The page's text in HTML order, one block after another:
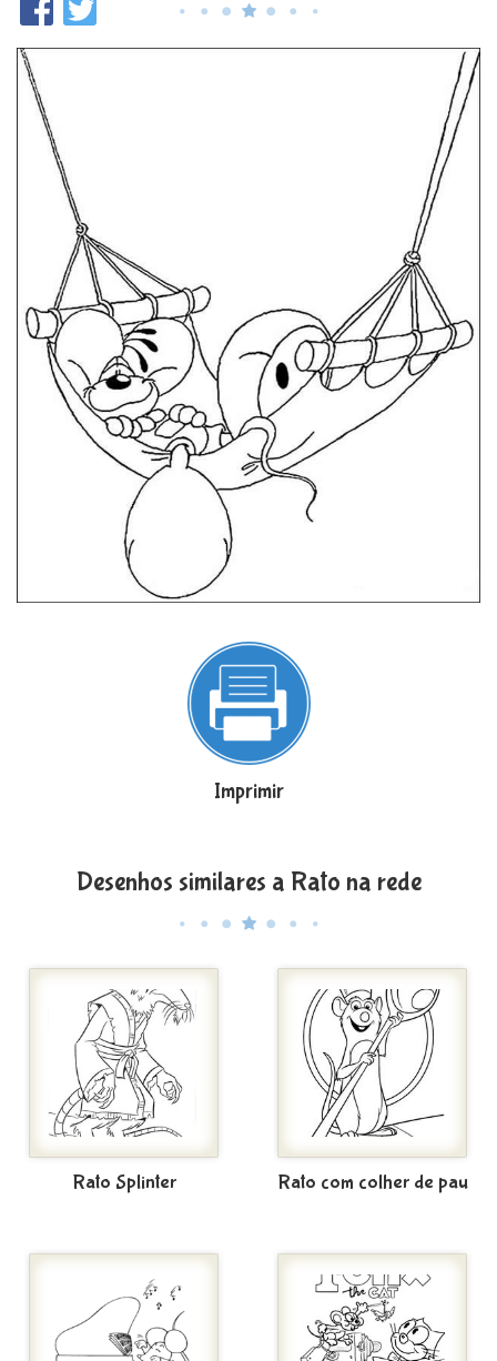
Imprimir
Desenhos similares a Rato na rede
Rato Splinter Rato com colher de pau